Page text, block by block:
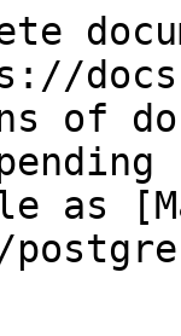
of
as